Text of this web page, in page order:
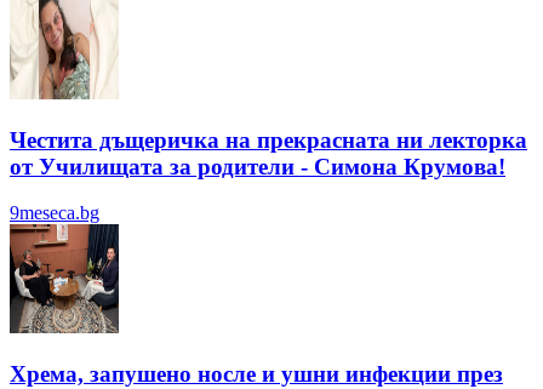
Честита дъщеричка на прекрасната ни лекторка
от Училищата за родители - Симона Крумова!
9meseca.bg
Хрема, запушено носле и ушни инфекции през